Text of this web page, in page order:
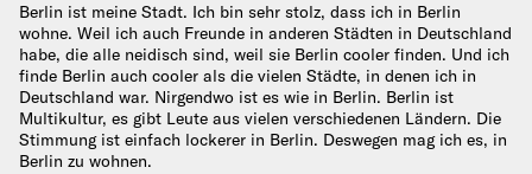
Berlin ist meine Stadt. Ich bin sehr stolz, dass ich in Berlin
wohne. Weil ich auch Freunde in anderen Städten in Deutschland
habe, die alle neidisch sind, weil sie Berlin cooler finden. Und ich
finde Berlin auch cooler als die vielen Städte, in denen ich in
Deutschland war. Nirgendwo ist es wie in Berlin. Berlin ist
Multikultur, es gibt Leute aus vielen verschiedenen Ländern. Die
Stimmung ist einfach lockerer in Berlin. Deswegen mag ich es, in
Berlin zu wohnen.